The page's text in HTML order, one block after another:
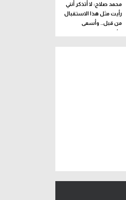
محمد صلاح: لا أتذكر أنني
رأيت مثل هذا الاستقبال
من قبل.. وأسعى
للألقاب مع الفريق